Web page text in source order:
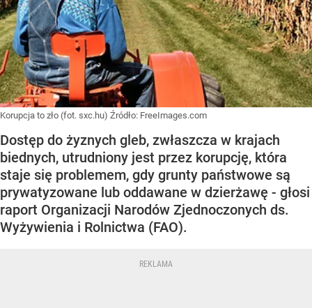
Korupcja to zło (fot. sxc.hu) Źródło: FreeImages.com
Dostęp do żyznych gleb, zwłaszcza w krajach
biednych, utrudniony jest przez korupcję, która
staje się problemem, gdy grunty państwowe są
prywatyzowane lub oddawane w dzierżawę - głosi
raport Organizacji Narodów Zjednoczonych ds.
Wyżywienia i Rolnictwa (FAO).